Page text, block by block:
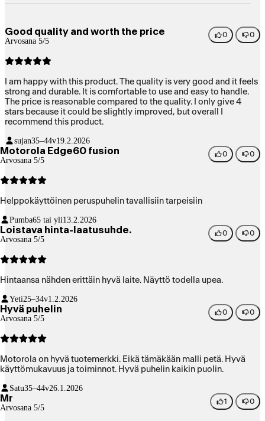
Good quality and worth the price
Arvosana 5/5
0 0
I am happy with this product. The quality is very good and it feels
strong and durable. It is comfortable to use and easy to handle.
The price is reasonable compared to the quality. I only give 4
stars because it could be slightly improved, but overall I
recommend this product.
sujan35–44v19.2.2026
Motorola Edge60 fusion
Arvosana 5/5
0 0
Helppokäyttöinen peruspuhelin tavallisiin tarpeisiin
Pumba65 tai yli13.2.2026
Loistava hinta-laatusuhde.
Arvosana 5/5
0 0
Hintaansa nähden erittäin hyvä laite. Näyttö todella upea.
Yeti25–34v1.2.2026
Hyvä puhelin
Arvosana 5/5
0 0
Motorola on hyvä tuotemerkki. Eikä tämäkään malli petä. Hyvä
käyttömukavuus ja toiminnot. Hyvä puhelin kaikin puolin.
Satu35–44v26.1.2026
Mr
Arvosana 5/5
1 0